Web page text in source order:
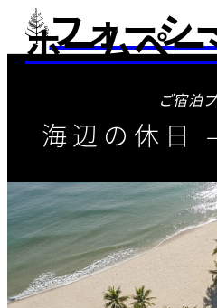
フォーシ
ホームペ
ご宿泊
海辺の休日